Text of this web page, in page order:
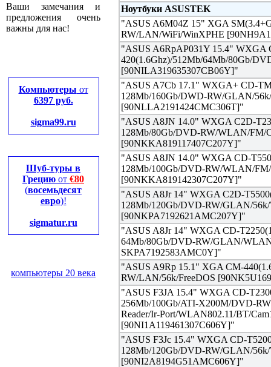
Ваши замечания и
предложения очень
важны для нас!
Компьютеры от
6397 руб.
sigma99.ru
Шуб-туры в
Грецию от €80
(восемьдесят
евро)!
sigmatur.ru
компьютеры 20 века
Ноутбуки ASUSTEK
"ASUS A6M04Z 15" XGA
RW/LAN/WiFi/WinXPHE
"ASUS A6RpAP031Y 15.4" WXGA
420(1.6Ghz)/512Mb/64Mb/80Gb/
[90NILA319635307CB06Y]"
"ASUS A7Cb 17.1" WXGA+ CD-
128Mb/160Gb/DWD-RW/GLAN/
[90NLLA2191424CMC306T]"
"ASUS A8JN 14.0" WXGA C2D-
128Mb/80Gb/DVD-RW/WLAN/FM/
[90NKKA819117407C207Y]"
"ASUS A8JN 14.0" WXGA CD-
128Mb/100Gb/DVD-RW/WLAN/
[90NKKA819142307C207Y]"
"ASUS A8Jr 14" WXGA C2D-
128Mb/120Gb/DVD-RW/GLAN/
[90NKPA7192621AMC207Y]"
"ASUS A8Jr 14" WXGA CD-
64Mb/80Gb/DVD-RW/GLAN/
SKPA7192583AMC0Y]"
"ASUS A9Rp 15.1" XGA CM-
RW/LAN/56k/FreeDOS
"ASUS F3JA 15.4" WXGA CD-
256Mb/100Gb/ATI-X200M/DVD-
Reader/Ir-Port/WLAN802.11/BT/
[90NI1A119461307C606Y]"
"ASUS F3Jc 15.4" WXGA CD-
128Mb/120Gb/DVD-RW/GLAN/
[90NI2A8194G51AMC606Y]"